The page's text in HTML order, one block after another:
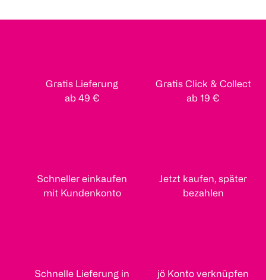
Gratis Lieferung
ab 49 €
Gratis Click & Collect
ab 19 €
Schneller einkaufen
mit Kundenkonto
Jetzt kaufen, später
bezahlen
Schnelle Lieferung in
jö Konto verknüpfen